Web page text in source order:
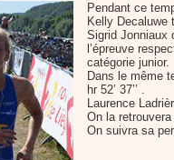
Pendant ce
Kelly Decaluwe
Sigrid Jonniaux
l’épreuve
catégorie junior.
Dans le même
hr 52’ 37’’ .
Laurence
On la
On suivra sa